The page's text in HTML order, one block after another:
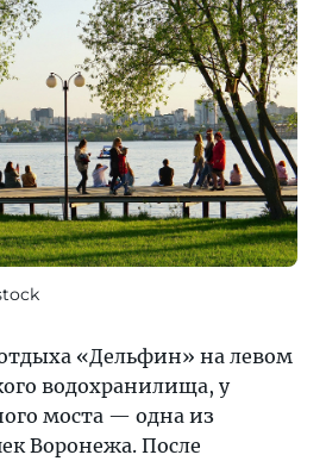
«Дельфин» на левом
водохранилища, у
моста — одна из
Воронежа. После